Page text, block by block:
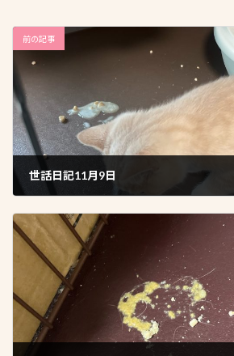
前の記事
世話日記11月9日